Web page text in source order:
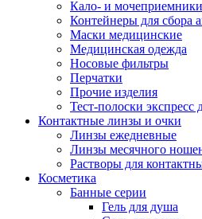
Кало- и мочеприемники
Контейнеры для сбора
Маски медицинские
Медицинская одежда
Носовые фильтры
Перчатки
Прочие изделия
Тест-полоски экспресс
Контактные линзы и очки
Линзы ежедневные
Линзы месячного
Растворы для
Косметика
Банные серии
Гель для душа